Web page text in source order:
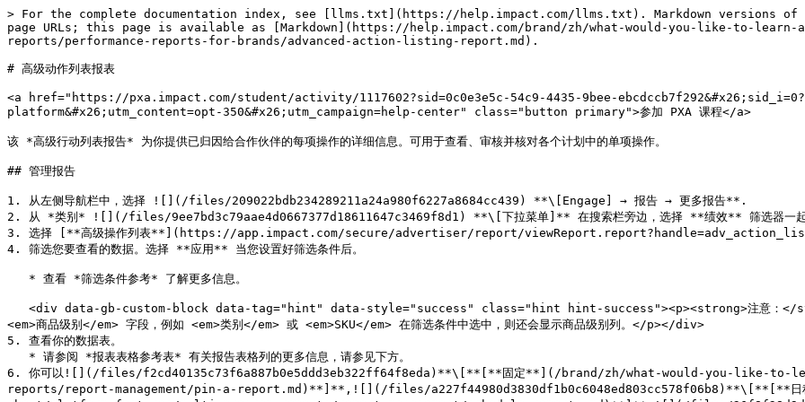
> For the complete documentation index, see [llms.txt](https://help.impact.com/llms.txt). Markdown versions of documentation pages are available by appending `.md` to page URLs; this page is available as [Markdown](https://help.impact.com/brand/zh/what-would-you-like-to-learn-about/platform-features/multi-program-reports/performance-reports-for-brands/advanced-action-listing-report.md).

# 高级动作列表报表

<a href="https://pxa.impact.com/student/activity/1117602?sid=0c0e3e5c-54c9-4435-9bee-ebcdccb7f292&#x26;sid_i=0?utm_source=app.impact.com&#x26;utm_medium=owned-platform&#x26;utm_content=opt-350&#x26;utm_campaign=help-center" class="button primary">参加 PXA 课程</a>

该 *高级行动列表报告* 为你提供已归因给合作伙伴的每项操作的详细信息。可用于查看、审核并核对各个计划中的单项操作。

## 管理报告

1. 从左侧导航栏中，选择 ![](/files/209022bdb234289211a24a980f6227a8684cc439) **\[Engage] → 报告 → 更多报告**.
2. 从 *类别* ![](/files/9ee7bd3c79aae4d0667377d18611647c3469f8d1) **\[下拉菜单]** 在搜索栏旁边，选择 **绩效** 筛选器一起使用。
3. 选择 [**高级操作列表**](https://app.impact.com/secure/advertiser/report/viewReport.report?handle=adv_action_listing_pm_only) 报表。
4. 筛选您要查看的数据。选择 **应用** 当您设置好筛选条件后。

   * 查看 *筛选条件参考* 了解更多信息。

   <div data-gb-custom-block data-tag="hint" data-style="success" class="hint hint-success"><p><strong>注意：</strong> 此报告默认以 <em>订单级别</em> 视图加载。不过，如果任何 <em>商品级别</em> 字段，例如 <em>类别</em> 或 <em>SKU</em> 在筛选条件中选中，则还会显示商品级别列。</p></div>
5. 查看你的数据表。
   * 请参阅 *报表表格参考表* 有关报告表格列的更多信息，请参见下方。
6. 你可以![](/files/f2cd40135c73f6a887b0e5ddd3eb322ff64f8eda)**\[**[**固定**](/brand/zh/what-would-you-like-to-learn-about/platform-features/multi-program-reports/report-management/pin-a-report.md)**]**,![](/files/a227f44980d3830df1b0c6048ed803cc578f06b8)**\[**[**日程安排**](/brand/zh/what-would-you-like-to-learn-about/platform-features/multi-program-reports/report-management/schedule-reports.md)**]**,![](/files/36f8f38d9db0794ea02128e6788ef17fca46bd12)**\[**[**下载**](/brand/zh/what-would-you-like-to-learn-about/platform-features/multi-program-reports/report-management/download-a-report.md)**]**，或![](https://help.impact.com/~gitbook/image?url=https%3A%2F%2F4048883401-files.gitbook.io%2F%7E%2Ffiles%2Fv0%2Fb%2Fgitbook-x-prod.appspot.com%2Fo%2Fspaces%252FwMLlMoFBtKJa8ptd3zaw%252Fuploads%252Fgit-blob-b70e3cd0e284da9a2b0f22b7344d6f584a821b55%252F2d250c06ba9e7eee075a038b635153ab7906f3f98d9861020eccac7e0f10b908.svg%3Falt%3Dmedia\&width=300\&dpr=3\&quality=100\&sign=e9cc9adf\&sv=2)**\[**[**导出**](https://integrations.impact.com/brand-api-reference/reference/report-export/report-export)**]** 使用屏幕右上角的按钮操作该报表。

<div data-with-frame="true"><figure><img src="/files/7a9ef1fb51a4b5bd6c6d8222f6a8ee59c20bf88a" alt=""><figcaption></figcaption></figure></div>

<details>

<summary>筛选条件参考</summary>

<table data-header-hidden="false" data-header-sticky><thead><tr><th width="300.265625">筛选器</th><th>说明</th></tr></thead><tbody><tr><td>日期范围</td><td><p>按创建时间筛选数据。你也可以将两个时间段相互比较。</p><p>你最多可以获取 <strong>366 天</strong> 的数据。不过，你仍可通过选择 <img src="https://paligoapp-cdn-eu1.s3.eu-west-1.amazonaws.com/impact/attachments/f01cdffa431a4d75ff09c130b66974d4-396370c2cdec89ba7d714c4c58e6845b.svg" alt="[Unchecked box]"> <strong>[未勾选复选框]</strong> <strong>与 {上一年} 比较</strong>.</p><p>如果你想获取超过 366 天的数据，则需要创建多个报告。</p></td></tr><tr><td>动作类型</td><td>搜索特定转化类型，例如销售。</td></tr><tr><td>网络</td><td>管理数据来源。</td></tr><tr><td>交易</td><td>输入您要查看数据的交易。</td></tr><tr><td>活动 ID</td><td>按 impact.com 分配的唯一标识符筛选特定活动。</td></tr><tr><td>活动状态</td><td><p>按活动的当前状态筛选：</p><ul><li><strong>生效中</strong>：该活动当前正在运行并接受合作伙伴。</li><li><strong>已完成</strong>：该活动已结束。</li><li><strong>已拒绝_供应商</strong>： <a href="/pages/547a6e4b40492d0e7cefb02387e37b745590f88e">供应商</a> 拒绝了为该活动提供资金的邀请。</li><li><strong>草稿</strong>：该活动正在设置中，尚未上线。</li><li><strong>已上线</strong>：该活动已获批准并正在运行。</li><li><strong>待处理</strong>：该活动正在等待批准。</li><li><strong>待定_供应商</strong>：该活动正在等待 <a href="/pages/547a6e4b40492d0e7cefb02387e37b745590f88e">供应商</a> 接受。</li></ul></td></tr><tr><td>渠道</td><td>按推动该动作的营销渠道进行筛选。您看到的渠道取决于您的计划配置。</td></tr><tr><td>创建器</td><td>按你想查看数据的特定创作者进行筛选。</td></tr><tr><td>内部 ID</td><td>按您为该活动设置的内部标识符筛选特定活动。</td></tr><tr><td>合作伙伴</td><td>选择您要查看数据的合作伙伴。</td></tr><tr><td>创作者活动</td><td>按 <a href="/pages/154dd874e557e9d658d1930b72f6a488208c5324">创作者活动</a> 筛选您要查看数据的活动。</td></tr><tr><td>效果活动</td><td>按 <a href="/pages/8966ea7bcef36370fda609a6fb90a203f69b059a">效果型活动</a> 筛选您要查看数据的活动。</td></tr><tr><td>商品推广活动</td><td>按 <a href="/pages/5b6d31d3bc687b9a0b27a241b14f3595e0e693e6">Product Boost 活动</a> 筛选您要查看数据的活动。</td></tr><tr><td>帖子类型</td><td>按驱动该操作的合作伙伴帖子类型筛选（例如 Facebook 帖子、Instagram 帖子）。</td></tr><tr><td>社交平台</td><td>按该操作发起的社交平台筛选（例如 Instagram、Facebook）。</td></tr><tr><td>动作 ID</td><td>如果你想按动作 ID 查找特定动作，请在此输入。</td></tr><tr><td>动作状态</td><td>按审批流程中的特定阶段筛选转化。</td></tr><tr><td>OID</td><td>与操作 ID 类似，可通过订单 ID 搜索特定操作。</td></tr><tr><td>关系类型</td><td>管理您要查看的合作伙伴类型，例如直接合作伙伴。</td></tr><tr><td>事件类型</td><td>以前称为 action trackers，请选择你已设置并想要查看的事件类型。</td></tr><tr><td>插入订单</td><td>查看由特定模板术语产生的转化。</td></tr><tr><td>推荐类型</td><td>选择您要查看的转化类型。</td></tr><tr><td>客户 ID</td><td>输入你想查看购买趋势的客户的特定客户 ID。</td></tr><tr><td>促销代码</td><td>选择 <a href="/pages/360bc55bd325f0fd3d699e4dc7b89b5533f30143">促销代码</a> 您要查看数据的</td></tr><tr><td>类别</td><td>按已设置事件类型的产品类别筛选。</td></tr><tr><td>广告类型</td><td>管理您想获取更多信息的广告类型。</td></tr><tr><td>广告</td><td>选择你想查看数据的具体广告。</td></tr><tr><td>共享 ID</td><td>按特定共享 ID 筛选转化。</td></tr><tr><td>组</td><td>选择你想查看的合作伙伴组。</td></tr><tr><td>货币</td><td>选择你希望查看数据所使用的货币。</td></tr><tr><td>显示</td><td>从大量选项中添加数据。选择后，这些数据点将作为列添加到表格中 <strong>应用</strong>.</td></tr></tbody></table>

</details>

<details>

<summary>显示筛选器参考</summary>

* 选择后，这些数据点将作为列添加到表格中 **应用**.

<table data-header-hidden="false" data-header-sticky><thead><tr><th width="300.4921875">数据点</th><th>说明</th></tr></thead><tbody><tr><td>合同 ID</td><td>合同的唯一标识符（以前称为插入订单）。</td></tr><tr><td>卖家合作伙伴</td><td>该 <a href="/pages/7e2f423e2aa004d59ffb38f07605d6e72fb3c6a3">卖家项目</a> 与该转化相关的合作伙伴。</td></tr><tr><td>社交平台</td><td>该操作发起时所使用的社交平台。</td></tr><tr><td>活动 ID</td><td>与该转化相关活动的唯一标识符。</td></tr><tr><td>开票日期</td><td>对该转化开具发票的日期。</td></tr><tr><td>创作者活动</td><td>该 <a href="/pages/154dd874e557e9d658d1930b72f6a488208c5324">创作者活动</a> 与该转化相关。</td></tr><tr><td>效果活动</td><td>该 <a href="/pages/8966ea7bcef36370fda609a6fb90a203f69b059a">效果型活动</a> 与该转化相关。</td></tr><tr><td>商品推广活动</td><td>该 <a href="/pages/5b6d31d3bc687b9a0b27a241b14f3595e0e693e6">Product Boost 活动</a> 与该转化相关。</td></tr><tr><td>活动状态</td><td>活动的当前状态（例如：活跃、草稿）。</td></tr><tr><td>内部 ID</td><td>您为该活动设置的内部标识符。</td></tr><tr><td>日期</td><td>该转化被追踪的日期。此筛选项显示的日期与“转化日期”列中的日期相同。</td></tr><tr><td>客户成本</td><td>如果你是代理商，则为就此操作向客户品牌收取的金额。</td></tr><tr><td>折扣</td><td>应用于该转化的总折扣。</td></tr><tr><td>合作伙伴组</td><td>发布者所属的合作伙伴组。</td></tr><tr><td>插入订单</td><td>与此操作相关联的是哪个合同（以前称为插入订单）。</td></tr><tr><td>转化批量日期</td><td>如果该操作是通过批量文件输入到 impact.com 的，则会显示提供该批量文件的日期。</td></tr><tr><td>批次 ID</td><td>如果该操作是通过批量文件输入到 impact.com 的，则会显示该批量事件的 ID。</td></tr><tr><td>广告</td><td>是哪个广告驱动了该转化。</td></tr><tr><td>广告展示位置</td><td>在其为客户引荐时，你的广告所托管的位置。</td></tr><tr><td>转化国家/地区</td><td>根据转化发生时用户的 IP 地址确定的国家/地区。</td></tr><tr><td>广告位置</td><td>引荐客户的广告投放在